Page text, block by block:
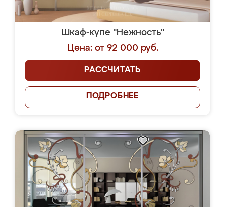
Шкаф-купе "Нежность"
Цена: от 92 000 руб.
РАССЧИТАТЬ
ПОДРОБНЕЕ